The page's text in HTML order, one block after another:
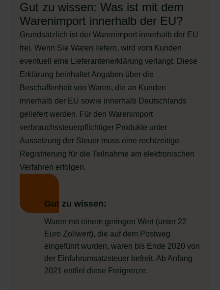
Gut zu wissen: Was ist mit dem
Warenimport innerhalb der EU?
Grundsätzlich ist der Warenimport innerhalb der EU
frei. Wenn Sie Waren liefern, wird vom Kunden
eventuell eine Lieferantenerklärung verlangt. Diese
Erklärung beinhaltet Angaben über die
Beschaffenheit von Waren, die an Kunden
innerhalb der EU sowie innerhalb Deutschlands
geliefert werden. Für den Warenimport
verbrauchssteuerpflichtiger Produkte unter
Aussetzung der Steuer muss eine rechtzeitige
Registrierung für die Teilnahme am elektronischen
Verfahren erfolgen.
Gut zu wissen:
Waren mit einem geringen Wert (unter 22
Euro Zollwert), die auf dem Postweg
eingeführt wurden, waren bis Ende 2020 von
der Einfuhrumsatzsteuer befreit. Ab Anfang
2021 entfiel diese Freigrenze.